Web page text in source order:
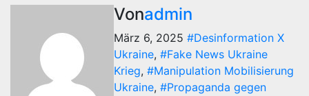
Vonadmin
März 6, 2025 #Desinformation X
Ukraine, #Fake News Ukraine
Krieg, #Manipulation Mobilisierung
Ukraine, #Propaganda gegen